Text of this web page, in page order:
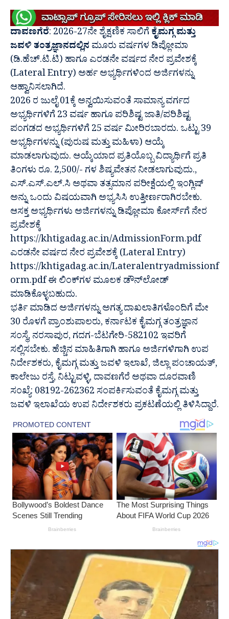
ದಾವಣಗೆರೆ: 2026-27ನೇ ಶೈಕ್ಷಣಿಕ ಸಾಲಿಗೆ ಕೈಮಗ್ಗ ಮತ್ತು
ಜವಳಿ ತಂತ್ರಜ್ಞಾನದಲ್ಲಿನ ಮೂರು ವರ್ಷಗಳ ಡಿಪ್ಲೋಮಾ
(ಡಿ.ಹೆಚ್.ಟಿ.ಟಿ) ಹಾಗೂ ಎರಡನೇ ವರ್ಷದ ನೇರ ಪ್ರವೇಶಕ್ಕೆ
(Lateral Entry) ಅರ್ಹ ಅಭ್ಯರ್ಥಿಗಳಿಂದ ಅರ್ಜಿಗಳನ್ನು
ಆಹ್ವಾನಿಸಲಾಗಿದೆ.
2026 ರ ಜುಲೈ 01ಕ್ಕೆ ಅನ್ವಯಿಸುವಂತೆ ಸಾಮಾನ್ಯ ವರ್ಗದ
ಅಭ್ಯರ್ಥಿಗಳಿಗೆ 23 ವರ್ಷ ಹಾಗೂ ಪರಿಶಿಷ್ಟ ಜಾತಿ/ಪರಿಶಿಷ್ಟ
ಪಂಗಡದ ಅಭ್ಯರ್ಥಿಗಳಿಗೆ 25 ವರ್ಷ ಮೀರಿರಬಾರದು. ಒಟ್ಟು 39
ಅಭ್ಯರ್ಥಿಗಳನ್ನು (ಪುರುಷ ಮತ್ತು ಮಹಿಳಾ) ಆಯ್ಕೆ
ಮಾಡಲಾಗುವುದು. ಆಯ್ಕೆಯಾದ ಪ್ರತಿಯೊಬ್ಬ ವಿದ್ಯಾರ್ಥಿಗೆ ಪ್ರತಿ
ತಿಂಗಳು ರೂ. 2,500/- ಗಳ ಶಿಷ್ಯವೇತನ ನೀಡಲಾಗುವುದು.,
ಎಸ್.ಎಸ್.ಎಲ್.ಸಿ ಅಥವಾ ತತ್ಸಮಾನ ಪರೀಕ್ಷೆಯಲ್ಲಿ ಇಂಗ್ಲಿಷ್
ಅನ್ನು ಒಂದು ವಿಷಯವಾಗಿ ಅಭ್ಯಸಿಸಿ ಉತ್ತೀರ್ಣರಾಗಿರಬೇಕು.
ಆಸಕ್ತ ಅಭ್ಯರ್ಥಿಗಳು ಅರ್ಜಿಗಳನ್ನು ಡಿಪ್ಲೋಮಾ ಕೋರ್ಸ್‌ಗೆ ನೇರ
ಪ್ರವೇಶಕ್ಕೆ
https://khtigadag.ac.in/AdmissionForm.pdf
ಎರಡನೇ ವರ್ಷದ ನೇರ ಪ್ರವೇಶಕ್ಕೆ (Lateral Entry)
https://khtigadag.ac.in/Lateralentryadmissionf
orm.pdf ಈ ಲಿಂಕ್‌ಗಳ ಮೂಲಕ ಡೌನ್‌ಲೋಡ್
ಮಾಡಿಕೊಳ್ಳಬಹುದು.
ಭರ್ತಿ ಮಾಡಿದ ಅರ್ಜಿಗಳನ್ನು ಅಗತ್ಯ ದಾಖಲಾತಿಗಳೊಂದಿಗೆ ಮೇ
30 ರೊಳಗೆ ಪ್ರಾಂಶುಪಾಲರು, ಕರ್ನಾಟಕ ಕೈಮಗ್ಗ ತಂತ್ರಜ್ಞಾನ
ಸಂಸ್ಥೆ, ನರಸಾಪುರ, ಗದಗ-ಬೆಟಗೇರಿ-582102 ಇವರಿಗೆ
ಸಲ್ಲಿಸಬೇಕು. ಹೆಚ್ಚಿನ ಮಾಹಿತಿಗಾಗಿ ಹಾಗೂ ಅರ್ಜಿಗಳಿಗಾಗಿ ಉಪ
ನಿರ್ದೇಶಕರು, ಕೈಮಗ್ಗ ಮತ್ತು ಜವಳಿ ಇಲಾಖೆ, ಜಿಲ್ಲಾ ಪಂಚಾಯತ್,
ಕಾಲೇಜು ರಸ್ತೆ, ನಿಟ್ಟುವಳ್ಳಿ, ದಾವಣಗೆರೆ ಅಥವಾ ದೂರವಾಣಿ
ಸಂಖ್ಯೆ: 08192-262362 ಸಂಪರ್ಕಿಸುವಂತೆ ಕೈಮಗ್ಗ ಮತ್ತು
ಜವಳಿ ಇಲಾಖೆಯ ಉಪ ನಿರ್ದೇಶಕರು ಪ್ರಕಟಣೆಯಲ್ಲಿ ತಿಳಿಸಿದ್ದಾರೆ.